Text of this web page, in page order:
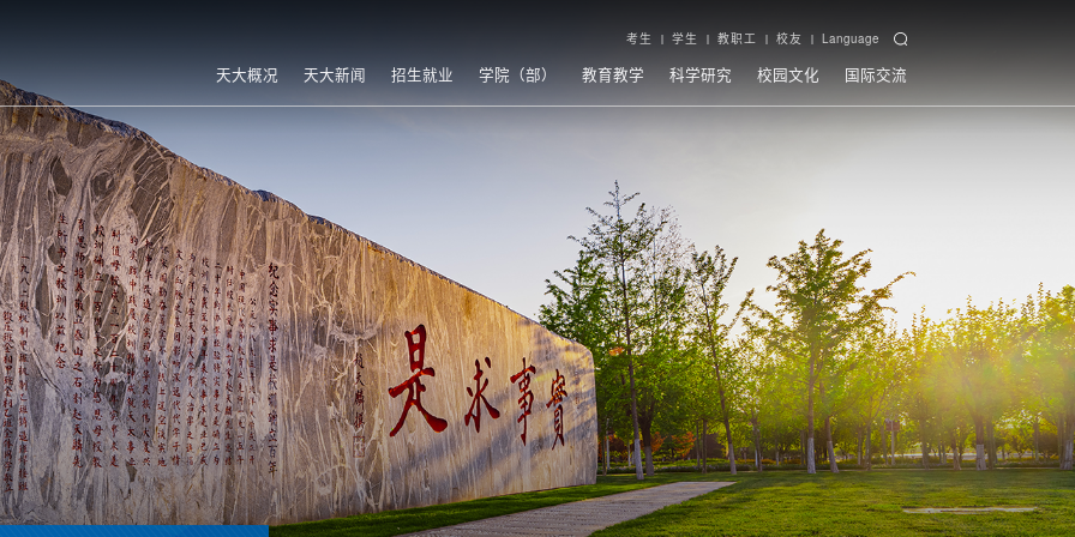
考生 学生 教职工 校友 Language
天大概况 天大新闻 招生就业 学院（部） 教育教学 科学研究 校园文化 国际交流